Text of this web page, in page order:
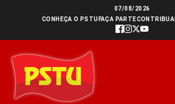
conteúdo
07/08/2026
CONHEÇA O PSTU FAÇA PARTECONTRIBUA